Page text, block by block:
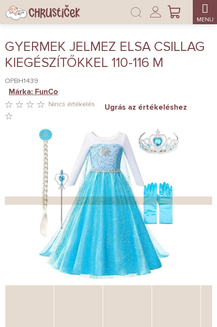
Ugrás
fő
KOSÁR
Bejelentkezés
GYERMEK JELMEZ ELSA CSILLAG
KIEGÉSZÍTŐKKEL 110-116 M
OPBH1439
TERMÉK
ÁTLAGOS
ÉRTÉKELÉSE
CSILLAG.
Nincs értékelés Ugrás az értékeléshez
Márka: FunCo